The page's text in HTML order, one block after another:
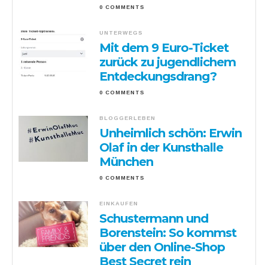
0 COMMENTS
UNTERWEGS
Mit dem 9 Euro-Ticket
zurück zu jugendlichem
Entdeckungsdrang?
0 COMMENTS
BLOGGERLEBEN
Unheimlich schön: Erwin
Olaf in der Kunsthalle
München
0 COMMENTS
EINKAUFEN
Schustermann und
Borenstein: So kommst
über den Online-Shop
Best Secret rein